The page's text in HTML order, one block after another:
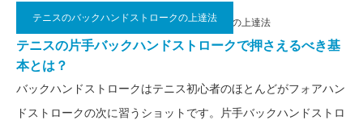
テニスのバックハンドストロークの上達法
2020.11.13 テニスのバックハンドストロークの上達法
テニスの片手バックハンドストロークで押さえるべき基
本とは？
バックハンドストロークはテニス初心者のほとんどがフォアハン
ドストロークの次に習うショットです。片手バックハンドストロ